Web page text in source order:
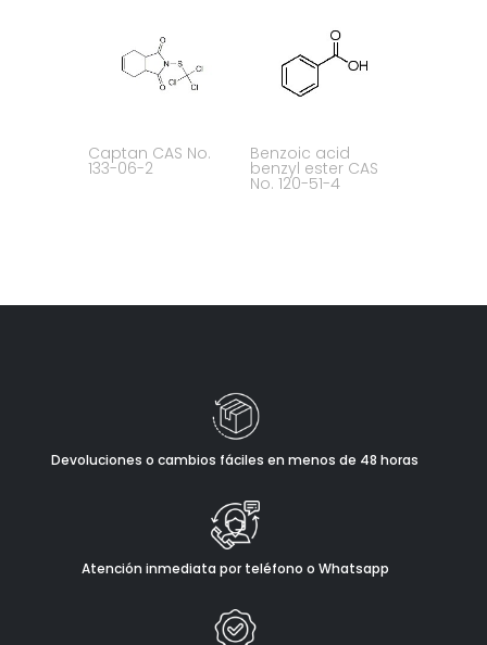
Captan CAS No.
133-06-2
Benzoic acid
benzyl ester CAS
No. 120-51-4
Devoluciones o cambios fáciles en menos de 48 horas
Atención inmediata por teléfono o Whatsapp